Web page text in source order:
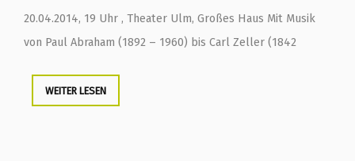
20.04.2014, 19 Uhr , Theater Ulm, Großes Haus Mit Musik
von Paul Abraham (1892 – 1960) bis Carl Zeller (1842
WEITER LESEN